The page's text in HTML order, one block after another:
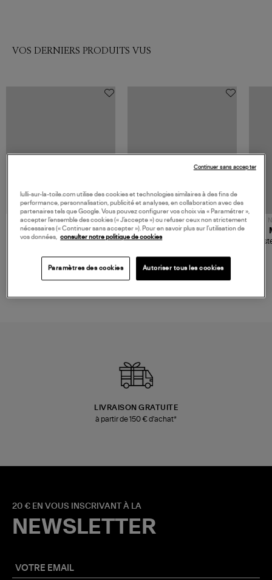
VOS DERNIERS PRODUITS VUS
JEROME DREYFUSS
Sac Bobi S Cuir Lamé
NOUVELLE COLLECTION
TORAL
Mocassins Killian Sport
LIVRAISON GRATUITE
à partir de 150 € d'achat*
20 € EN VOUS INSCRIVANT À LA
NEWSLETTER
lulli-sur-la-toile.com utilise des cookies et technologies similaires à des fins de
performance, personnalisation, publicité et analyses, en collaboration avec des
partenaires tels que Google. Vous pouvez configurer vos choix via « Paramétrer »,
accepter l’ensemble des cookies (« J’accepte ») ou refuser ceux non strictement
nécessaires (« Continuer sans accepter »). Pour en savoir plus sur l’utilisation de
vos données, consulter notre politique de cookies
Paramètres des cookies Autoriser tous les cookies
Continuer sans accepter